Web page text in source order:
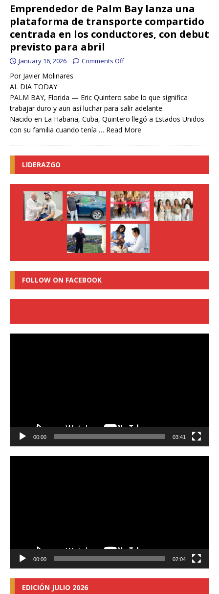
Emprendedor de Palm Bay lanza una
plataforma de transporte compartido
centrada en los conductores, con debut
previsto para abril
January 16, 2026 Comments Off
Por Javier Molinares
AL DIA TODAY
PALM BAY, Florida — Eric Quintero sabe lo que significa
trabajar duro y aun así luchar para salir adelante.
Nacido en La Habana, Cuba, Quintero llegó a Estados Unidos
con su familia cuando tenía … Read More
LIDERAZGO
FOLLOW ON FACEBOOK
00:00 03:41
00:00 02:04
EDICIÓN JULIO 2026